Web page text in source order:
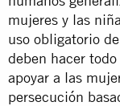
mujeres y las
uso obligatorio
deben hacer
apoyar a las
persecución